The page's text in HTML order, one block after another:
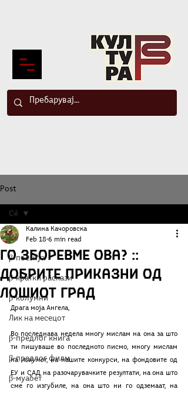
Post
Сè
β-поезија
β-кратки раскази
β-колумни
Лик на месецот
β-предлог книга
β-предлог филм
β-муабет
Сè
Го зборевме ова? ::
Добрите приказни од
лошиот град
Калина Качоровска
Feb 18 6 min read
Драга моја Ангела,
Во последнава недела многу мислам на она за што
ти пишуваше во последното писмо, многу мислам
на локумот, на нашите конкурси, на фондовите од
ЕУ и САД, на разочарувачките резултати, на она што
сме го изгубиле, на она што ни го одземаат, на